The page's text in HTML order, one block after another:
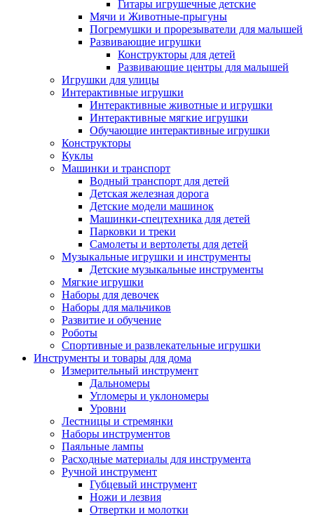
Гитары игрушечные детские
Мячи и Животные-прыгуны
Погремушки и прорезыватели для малышей
Развивающие игрушки
Конструкторы для детей
Развивающие центры для малышей
Игрушки для улицы
Интерактивные игрушки
Интерактивные животные и игрушки
Интерактивные мягкие игрушки
Обучающие интерактивные игрушки
Конструкторы
Куклы
Машинки и транспорт
Водный транспорт для детей
Детская железная дорога
Детские модели машинок
Машинки-спецтехника для детей
Парковки и треки
Самолеты и вертолеты для детей
Музыкальные игрушки и инструменты
Детские музыкальные инструменты
Мягкие игрушки
Наборы для девочек
Наборы для мальчиков
Развитие и обучение
Роботы
Спортивные и развлекательные игрушки
Инструменты и товары для дома
Измерительный инструмент
Дальномеры
Угломеры и уклономеры
Уровни
Лестницы и стремянки
Наборы инструментов
Паяльные лампы
Расходные материалы для инструмента
Ручной инструмент
Губцевый инструмент
Ножи и лезвия
Отвертки и молотки